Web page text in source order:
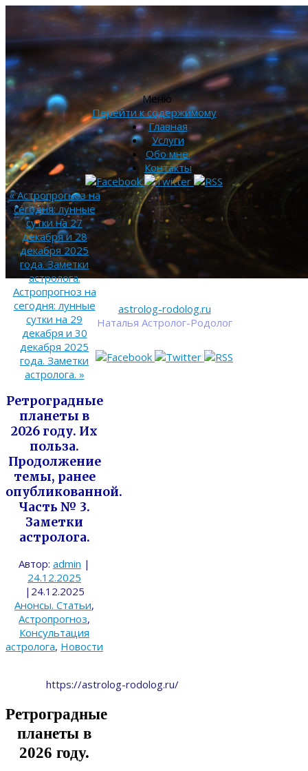
astrolog-rodolog.ru
Наталья Астролог-Родолог
Меню
Перейти к содержимому
Главная
Услуги
Обо мне.
Контакты
«Астропрогноз на
сегодня: лунные
сутки на 27
декабря и 28
декабря 2025
года. Заметки
астролога.
Астропрогноз на
сегодня: лунные
сутки на 29
декабря и 30
декабря 2025
года. Заметки
астролога. »
Ретроградные
планеты в
2026 году. Их
польза.
Продолжение
темы, ранее
опубликованной.
Часть № 3.
Заметки
астролога.
Автор: admin |
24.12.2025
| 24.12.2025
Анонсы. Статьи,
Астропрогноз,
Консультация
астролога, Новости
https://astrolog-rodolog.ru/
Ретроградные
планеты в
2026 году.